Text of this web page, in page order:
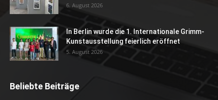
6. August 2026
In Berlin wurde die 1. Internationale Grimm-
Kunstausstellung feierlich eröffnet
5. August 2026
Beliebte Beiträge